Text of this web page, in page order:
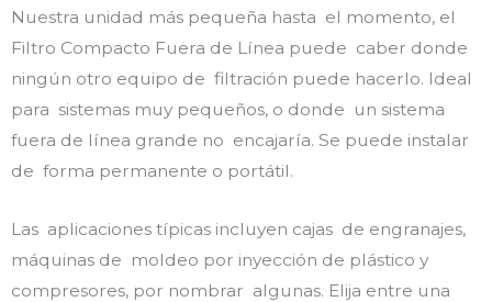
Nuestra unidad más pequeña hasta el momento, el
Filtro Compacto Fuera de Línea puede caber donde
ningún otro equipo de filtración puede hacerlo. Ideal
para sistemas muy pequeños, o donde un sistema
fuera de línea grande no encajaría. Se puede instalar
de forma permanente o portátil.
Las aplicaciones típicas incluyen cajas de engranajes,
máquinas de moldeo por inyección de plástico y
compresores, por nombrar algunas. Elija entre una